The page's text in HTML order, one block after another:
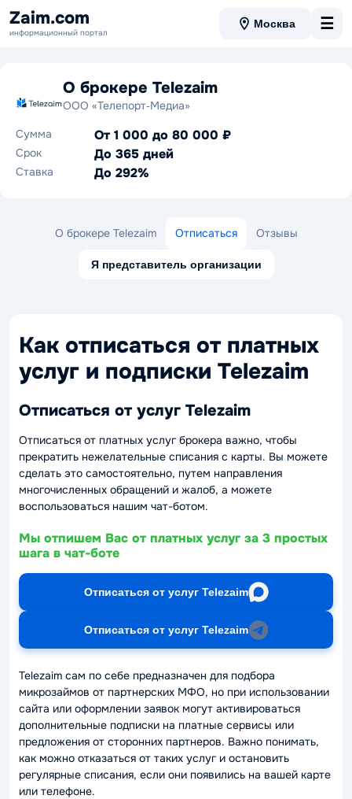
Zaim.com
информационный портал
Москва ☰
О брокере Telezaim
ООО «Телепорт‑Медиа»
Сумма
От 1 000 до 80 000 ₽
Срок До 365 дней
Ставка До 292%
О брокере Telezaim Отписаться Отзывы
Я представитель организации
Как отписаться от платных
услуг и подписки Telezaim
Отписаться от услуг Telezaim
Отписаться от платных услуг брокера важно, чтобы
прекратить нежелательные списания с карты. Вы можете
сделать это самостоятельно, путем направления
многочисленных обращений и жалоб, а можете
воспользоваться нашим чат-ботом.
Мы отпишем Вас от платных услуг за 3 простых
шага в чат-боте
Отписаться от услуг Telezaim
Отписаться от услуг Telezaim
Telezaim сам по себе предназначен для подбора
микрозаймов от партнерских МФО, но при использовании
сайта или оформлении заявок могут активироваться
дополнительные подписки на платные сервисы или
предложения от сторонних партнеров. Важно понимать,
как можно отказаться от таких услуг и остановить
регулярные списания, если они появились на вашей карте
или телефоне.